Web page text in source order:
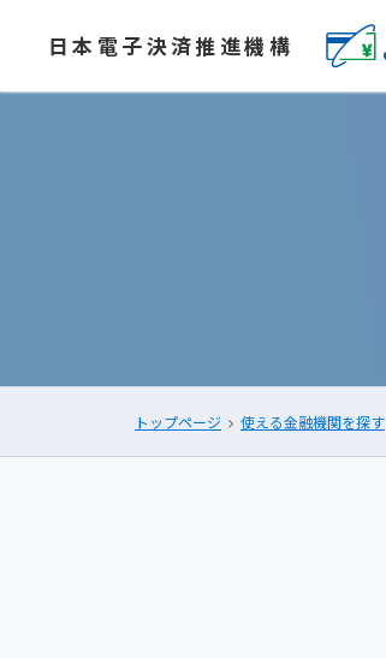
日本電子決済推進機構
トップページ 使える金融機関を探す